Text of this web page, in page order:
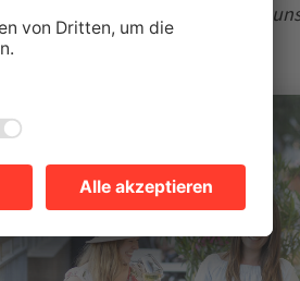
Dann schreiben Sie